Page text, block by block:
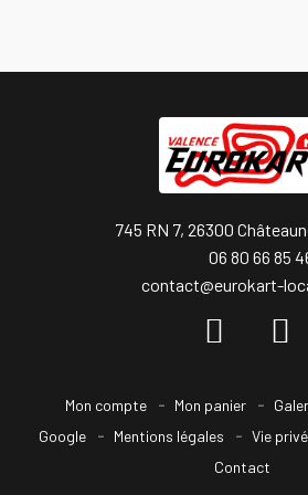
745 RN 7, 26300
06 80 66 85
contact@eurokart-
Mon compte Mon panier
Google
Mentions légales Vie
Contact